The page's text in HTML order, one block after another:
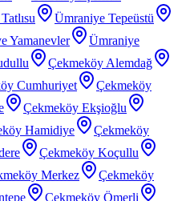
Ümraniye Tepeüstü
Yamanevler
Ümraniye
Çekmeköy Alemdağ
Cumhuriyet
Çekmeköy
Çekmeköy Ekşioğlu
Hamidiye
Çekmeköy
Çekmeköy Koçullu
Merkez
Çekmeköy
Çekmeköy Ömerli